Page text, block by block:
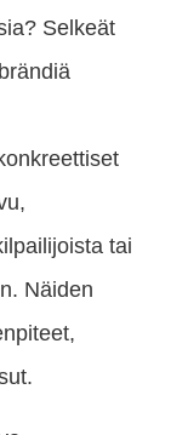
Selkeät
tai
Näiden